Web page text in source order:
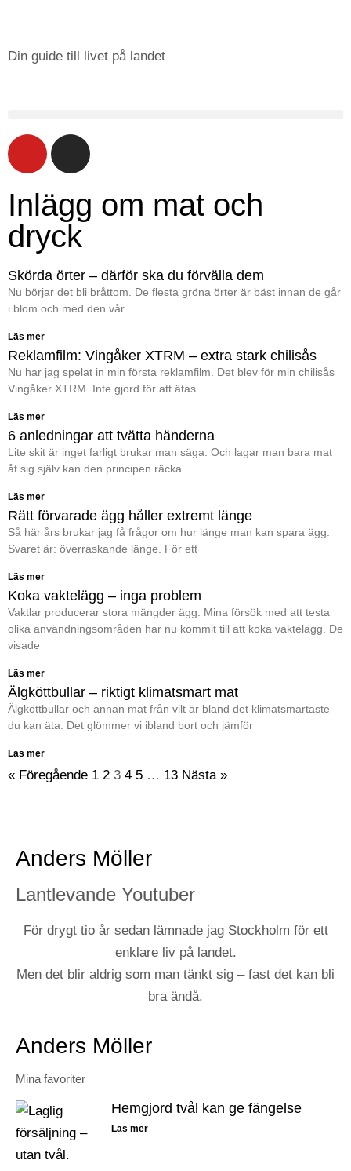
Din guide till livet på landet
Inlägg om mat och
dryck
Skörda örter – därför ska du förvälla dem
Nu börjar det bli bråttom. De flesta gröna örter är bäst innan de går
i blom och med den vår
Läs mer
Reklamfilm: Vingåker XTRM – extra stark chilisås
Nu har jag spelat in min första reklamfilm. Det blev för min chilisås
Vingåker XTRM. Inte gjord för att ätas
Läs mer
6 anledningar att tvätta händerna
Lite skit är inget farligt brukar man säga. Och lagar man bara mat
åt sig själv kan den principen räcka.
Läs mer
Rätt förvarade ägg håller extremt länge
Så här års brukar jag få frågor om hur länge man kan spara ägg.
Svaret är: överraskande länge. För ett
Läs mer
Koka vaktelägg – inga problem
Vaktlar producerar stora mängder ägg. Mina försök med att testa
olika användningsområden har nu kommit till att koka vaktelägg. De
visade
Läs mer
Älgköttbullar – riktigt klimatsmart mat
Älgköttbullar och annan mat från vilt är bland det klimatsmartaste
du kan äta. Det glömmer vi ibland bort och jämför
Läs mer
« Föregående 1 2 3 4 5 … 13 Nästa »
Anders Möller
Lantlevande Youtuber
För drygt tio år sedan lämnade jag Stockholm för ett
enklare liv på landet.
Men det blir aldrig som man tänkt sig – fast det kan bli
bra ändå.
Anders Möller
Mina favoriter
Hemgjord tvål kan ge fängelse
Läs mer